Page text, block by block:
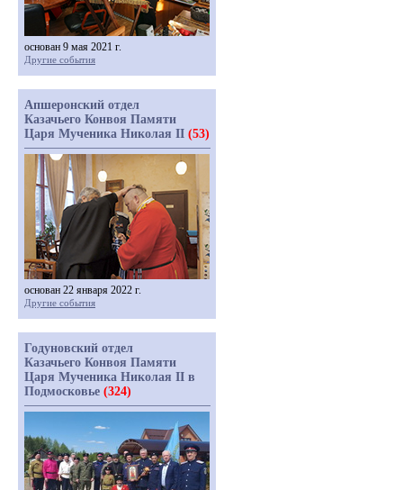
основан 9 мая 2021 г.
Другие события
Апшеронский отдел
Казачьего Конвоя Памяти
Царя Мученика Николая II (53)
основан 22 января 2022 г.
Другие события
Годуновский отдел
Казачьего Конвоя Памяти
Царя Мученика Николая II в
Подмосковье (324)